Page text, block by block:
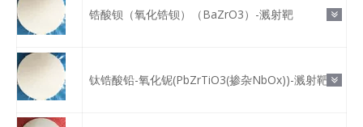
锆酸钡（氧化锆钡）（BaZrO3）-溅射靶
钛锆酸铅-氧化铌(PbZrTiO3(掺杂NbOx))-溅射靶